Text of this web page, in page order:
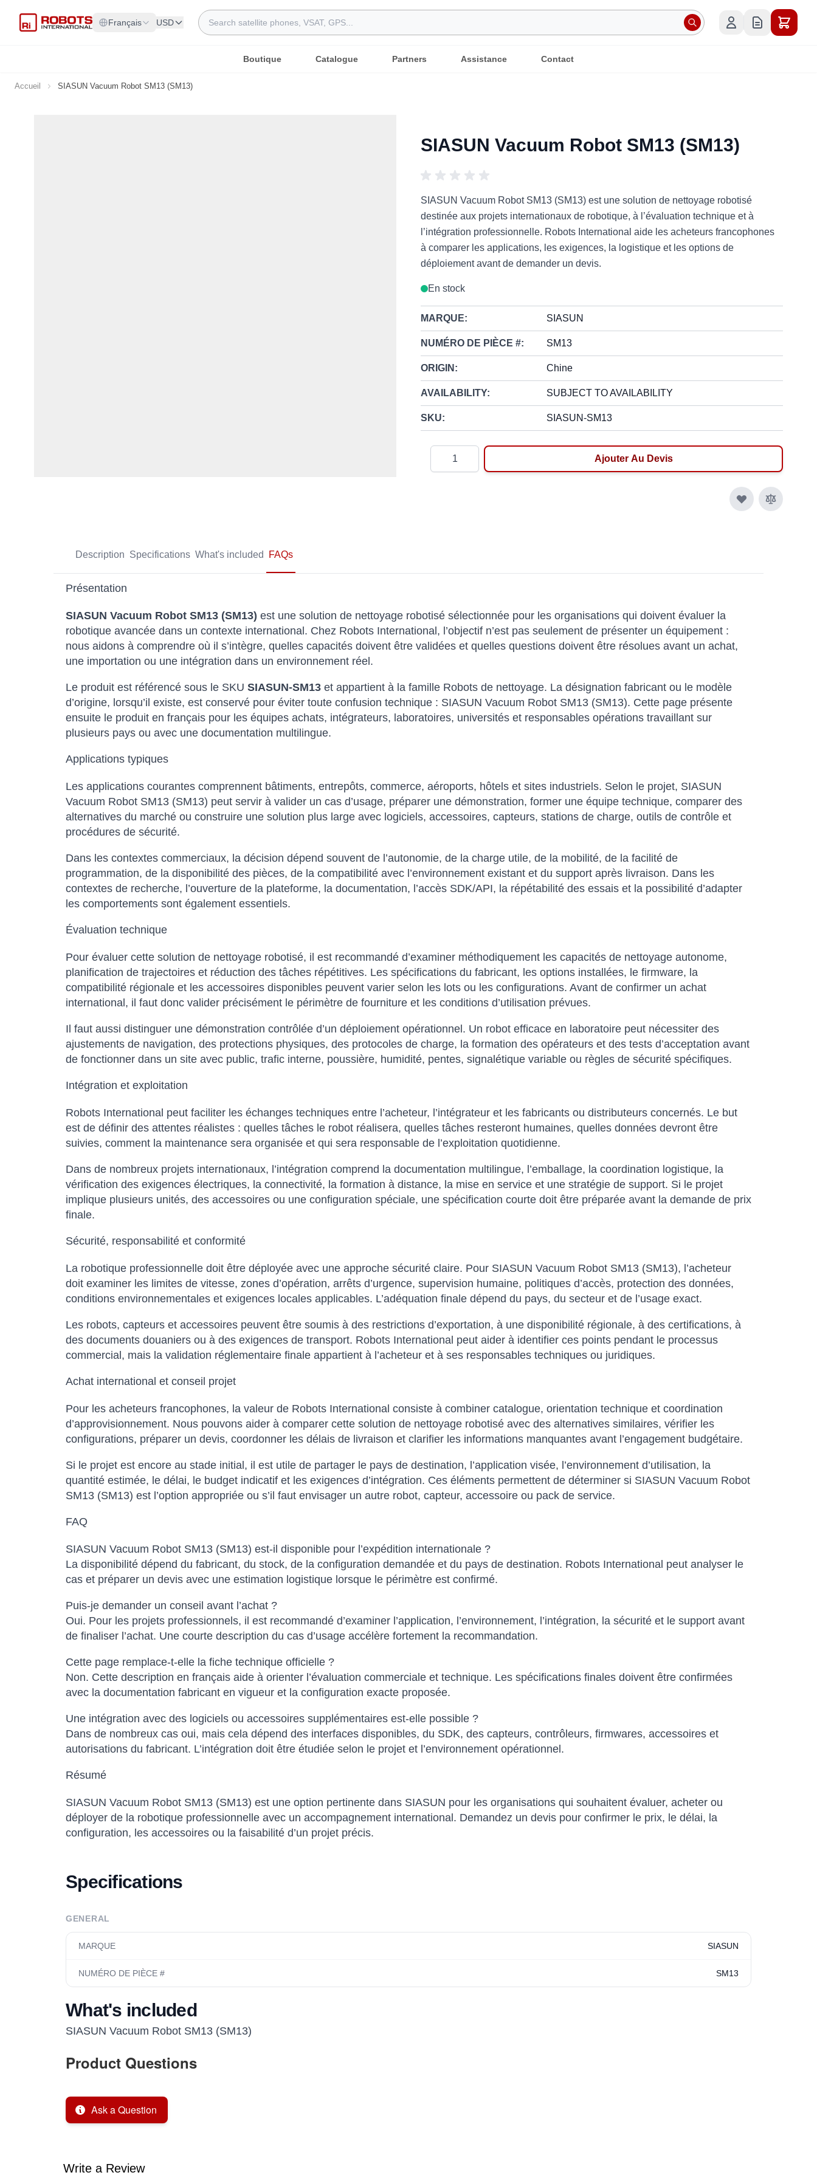
Français USD
Rechercher
Boutique Catalogue Partners Assistance Contact
Accueil SIASUN Vacuum Robot SM13 (SM13)
SIASUN Vacuum Robot SM13 (SM13)
SIASUN Vacuum Robot SM13 (SM13) est une solution de nettoyage robotisé
destinée aux projets internationaux de robotique, à l’évaluation technique et à
l’intégration professionnelle. Robots International aide les acheteurs francophones
à comparer les applications, les exigences, la logistique et les options de
déploiement avant de demander un devis.
En stock
MARQUE: SIASUN
NUMÉRO DE PIÈCE #: SM13
ORIGIN: Chine
AVAILABILITY: SUBJECT TO AVAILABILITY
SKU: SIASUN-SM13
Ajouter Au Devis
Description Specifications What's included FAQs
Présentation
SIASUN Vacuum Robot SM13 (SM13) est une solution de nettoyage robotisé sélectionnée pour les organisations qui doivent évaluer la
robotique avancée dans un contexte international. Chez Robots International, l’objectif n’est pas seulement de présenter un équipement :
nous aidons à comprendre où il s’intègre, quelles capacités doivent être validées et quelles questions doivent être résolues avant un achat,
une importation ou une intégration dans un environnement réel.
Le produit est référencé sous le SKU SIASUN-SM13 et appartient à la famille Robots de nettoyage. La désignation fabricant ou le modèle
d’origine, lorsqu’il existe, est conservé pour éviter toute confusion technique : SIASUN Vacuum Robot SM13 (SM13). Cette page présente
ensuite le produit en français pour les équipes achats, intégrateurs, laboratoires, universités et responsables opérations travaillant sur
plusieurs pays ou avec une documentation multilingue.
Applications typiques
Les applications courantes comprennent bâtiments, entrepôts, commerce, aéroports, hôtels et sites industriels. Selon le projet, SIASUN
Vacuum Robot SM13 (SM13) peut servir à valider un cas d’usage, préparer une démonstration, former une équipe technique, comparer des
alternatives du marché ou construire une solution plus large avec logiciels, accessoires, capteurs, stations de charge, outils de contrôle et
procédures de sécurité.
Dans les contextes commerciaux, la décision dépend souvent de l’autonomie, de la charge utile, de la mobilité, de la facilité de
programmation, de la disponibilité des pièces, de la compatibilité avec l’environnement existant et du support après livraison. Dans les
contextes de recherche, l’ouverture de la plateforme, la documentation, l’accès SDK/API, la répétabilité des essais et la possibilité d’adapter
les comportements sont également essentiels.
Évaluation technique
Pour évaluer cette solution de nettoyage robotisé, il est recommandé d’examiner méthodiquement les capacités de nettoyage autonome,
planification de trajectoires et réduction des tâches répétitives. Les spécifications du fabricant, les options installées, le firmware, la
compatibilité régionale et les accessoires disponibles peuvent varier selon les lots ou les configurations. Avant de confirmer un achat
international, il faut donc valider précisément le périmètre de fourniture et les conditions d’utilisation prévues.
Il faut aussi distinguer une démonstration contrôlée d’un déploiement opérationnel. Un robot efficace en laboratoire peut nécessiter des
ajustements de navigation, des protections physiques, des protocoles de charge, la formation des opérateurs et des tests d’acceptation avant
de fonctionner dans un site avec public, trafic interne, poussière, humidité, pentes, signalétique variable ou règles de sécurité spécifiques.
Intégration et exploitation
Robots International peut faciliter les échanges techniques entre l’acheteur, l’intégrateur et les fabricants ou distributeurs concernés. Le but
est de définir des attentes réalistes : quelles tâches le robot réalisera, quelles tâches resteront humaines, quelles données devront être
suivies, comment la maintenance sera organisée et qui sera responsable de l’exploitation quotidienne.
Dans de nombreux projets internationaux, l’intégration comprend la documentation multilingue, l’emballage, la coordination logistique, la
vérification des exigences électriques, la connectivité, la formation à distance, la mise en service et une stratégie de support. Si le projet
implique plusieurs unités, des accessoires ou une configuration spéciale, une spécification courte doit être préparée avant la demande de prix
finale.
Sécurité, responsabilité et conformité
La robotique professionnelle doit être déployée avec une approche sécurité claire. Pour SIASUN Vacuum Robot SM13 (SM13), l’acheteur
doit examiner les limites de vitesse, zones d’opération, arrêts d’urgence, supervision humaine, politiques d’accès, protection des données,
conditions environnementales et exigences locales applicables. L’adéquation finale dépend du pays, du secteur et de l’usage exact.
Les robots, capteurs et accessoires peuvent être soumis à des restrictions d’exportation, à une disponibilité régionale, à des certifications, à
des documents douaniers ou à des exigences de transport. Robots International peut aider à identifier ces points pendant le processus
commercial, mais la validation réglementaire finale appartient à l’acheteur et à ses responsables techniques ou juridiques.
Achat international et conseil projet
Pour les acheteurs francophones, la valeur de Robots International consiste à combiner catalogue, orientation technique et coordination
d’approvisionnement. Nous pouvons aider à comparer cette solution de nettoyage robotisé avec des alternatives similaires, vérifier les
configurations, préparer un devis, coordonner les délais de livraison et clarifier les informations manquantes avant l’engagement budgétaire.
Si le projet est encore au stade initial, il est utile de partager le pays de destination, l’application visée, l’environnement d’utilisation, la
quantité estimée, le délai, le budget indicatif et les exigences d’intégration. Ces éléments permettent de déterminer si SIASUN Vacuum Robot
SM13 (SM13) est l’option appropriée ou s’il faut envisager un autre robot, capteur, accessoire ou pack de service.
FAQ
SIASUN Vacuum Robot SM13 (SM13) est-il disponible pour l’expédition internationale ?
La disponibilité dépend du fabricant, du stock, de la configuration demandée et du pays de destination. Robots International peut analyser le
cas et préparer un devis avec une estimation logistique lorsque le périmètre est confirmé.
Puis-je demander un conseil avant l’achat ?
Oui. Pour les projets professionnels, il est recommandé d’examiner l’application, l’environnement, l’intégration, la sécurité et le support avant
de finaliser l’achat. Une courte description du cas d’usage accélère fortement la recommandation.
Cette page remplace-t-elle la fiche technique officielle ?
Non. Cette description en français aide à orienter l’évaluation commerciale et technique. Les spécifications finales doivent être confirmées
avec la documentation fabricant en vigueur et la configuration exacte proposée.
Une intégration avec des logiciels ou accessoires supplémentaires est-elle possible ?
Dans de nombreux cas oui, mais cela dépend des interfaces disponibles, du SDK, des capteurs, contrôleurs, firmwares, accessoires et
autorisations du fabricant. L’intégration doit être étudiée selon le projet et l’environnement opérationnel.
Résumé
SIASUN Vacuum Robot SM13 (SM13) est une option pertinente dans SIASUN pour les organisations qui souhaitent évaluer, acheter ou
déployer de la robotique professionnelle avec un accompagnement international. Demandez un devis pour confirmer le prix, le délai, la
configuration, les accessoires ou la faisabilité d’un projet précis.
Specifications
GENERAL
MARQUE SIASUN
NUMÉRO DE PIÈCE # SM13
What's included
SIASUN Vacuum Robot SM13 (SM13)
Product Questions
Ask a Question
Write a Review